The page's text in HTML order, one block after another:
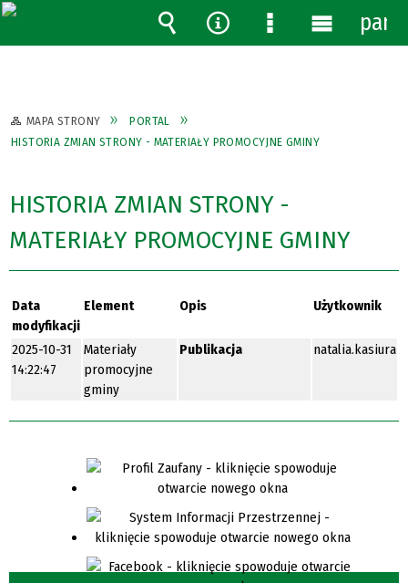
MAPA STRONY
PORTAL
HISTORIA ZMIAN STRONY - MATERIAŁY PROMOCYJNE GMINY
HISTORIA ZMIAN STRONY -
MATERIAŁY PROMOCYJNE GMINY
Data
modyfikacji
Element Opis Użytkownik
2025-10-31
14:22:47
Materiały
promocyjne
gminy
Publikacja natalia.kasiura
Wyszukiwarka
Narzędzia
MenuMenu